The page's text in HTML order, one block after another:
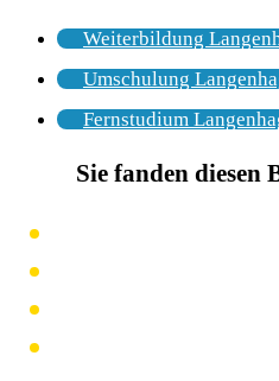
Weiterbildung
Umschulung
Fernstudium
Sie fanden diesen